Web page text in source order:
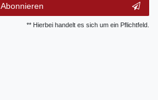
Abonnieren
** Hierbei handelt es sich um ein Pflichtfeld.